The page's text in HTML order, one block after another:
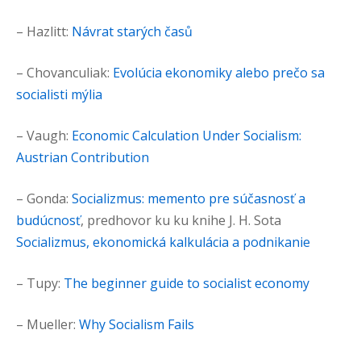
– Hazlitt: Návrat starých časů
– Chovanculiak: Evolúcia ekonomiky alebo prečo sa
socialisti mýlia
– Vaugh: Economic Calculation Under Socialism:
Austrian Contribution
– Gonda: Socializmus: memento pre súčasnosť a
budúcnosť, predhovor ku ku knihe J. H. Sota
Socializmus, ekonomická kalkulácia a podnikanie
– Tupy: The beginner guide to socialist economy
– Mueller: Why Socialism Fails